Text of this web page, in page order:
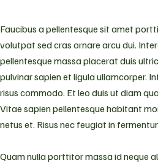
Faucibus a pellentesque sit amet
volutpat sed cras ornare arcu dui.
pellentesque massa placerat duis
pulvinar sapien et ligula ullamcorper.
risus commodo. Et leo duis ut diam
Vitae sapien pellentesque habitant
netus et. Risus nec feugiat in
Quam nulla porttitor massa id neque